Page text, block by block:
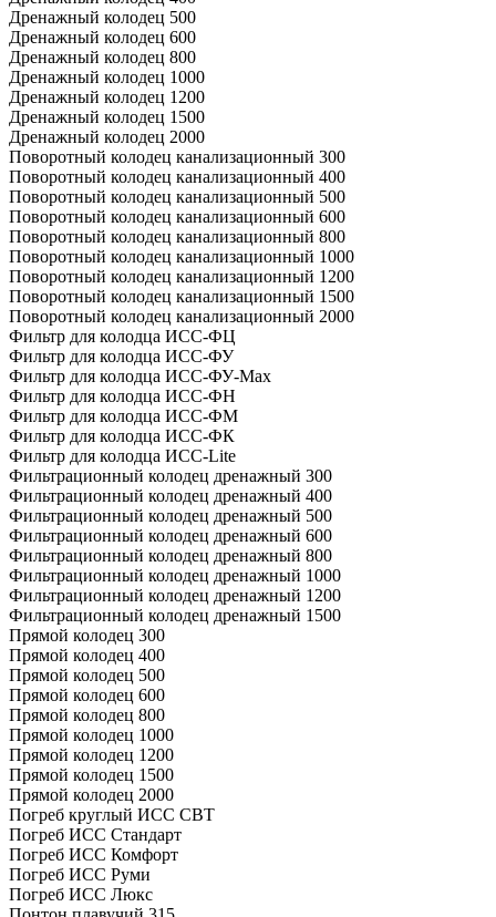
Дренажный колодец 500
Дренажный колодец 600
Дренажный колодец 800
Дренажный колодец 1000
Дренажный колодец 1200
Дренажный колодец 1500
Дренажный колодец 2000
Поворотный колодец канализационный 300
Поворотный колодец канализационный 400
Поворотный колодец канализационный 500
Поворотный колодец канализационный 600
Поворотный колодец канализационный 800
Поворотный колодец канализационный 1000
Поворотный колодец канализационный 1200
Поворотный колодец канализационный 1500
Поворотный колодец канализационный 2000
Фильтр для колодца ИСС-ФЦ
Фильтр для колодца ИСС-ФУ
Фильтр для колодца ИСС-ФУ-Мах
Фильтр для колодца ИСС-ФН
Фильтр для колодца ИСС-ФМ
Фильтр для колодца ИСС-ФК
Фильтр для колодца ИСС-Lite
Фильтрационный колодец дренажный 300
Фильтрационный колодец дренажный 400
Фильтрационный колодец дренажный 500
Фильтрационный колодец дренажный 600
Фильтрационный колодец дренажный 800
Фильтрационный колодец дренажный 1000
Фильтрационный колодец дренажный 1200
Фильтрационный колодец дренажный 1500
Прямой колодец 300
Прямой колодец 400
Прямой колодец 500
Прямой колодец 600
Прямой колодец 800
Прямой колодец 1000
Прямой колодец 1200
Прямой колодец 1500
Прямой колодец 2000
Погреб круглый ИСС СВТ
Погреб ИСС Стандарт
Погреб ИСС Комфорт
Погреб ИСС Руми
Погреб ИСС Люкс